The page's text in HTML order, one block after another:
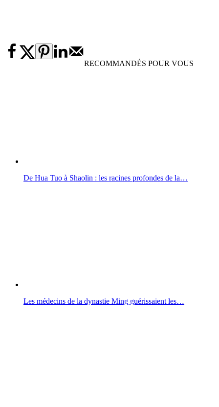
RECOMMANDÉS POUR VOUS
De Hua Tuo à Shaolin : les racines profondes de la…
Les médecins de la dynastie Ming guérissaient les…